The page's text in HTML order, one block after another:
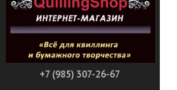
+7 (985) 307-26-67